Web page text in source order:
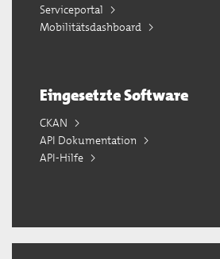
Serviceportal
Mobilitätsdashboard
Eingesetzte Software
CKAN
API Dokumentation
API-Hilfe